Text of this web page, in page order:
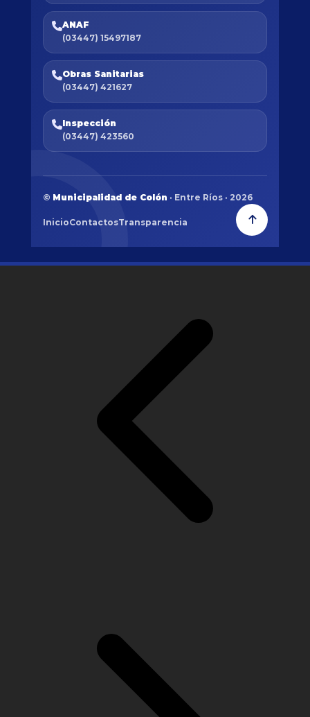
ANAF
(03447) 15497187
Obras Sanitarias
(03447) 421627
Inspección
(03447) 423560
© Municipalidad de Colón · Entre Ríos · 2026
InicioContactosTransparencia